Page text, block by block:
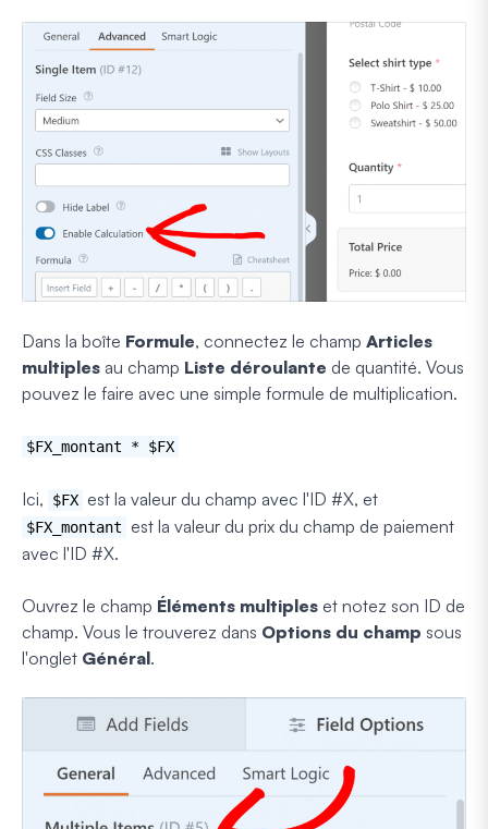
Dans la boîte Formule, connectez le champ Articles
multiples au champ Liste déroulante de quantité. Vous
pouvez le faire avec une simple formule de multiplication.
$FX_montant * $FX
Ici, $FX est la valeur du champ avec l'ID #X, et
$FX_montant
est la valeur du prix du champ de paiement
avec l'ID #X.
Ouvrez le champ Éléments multiples et notez son ID de
champ. Vous le trouverez dans Options du champ sous
l'onglet Général.